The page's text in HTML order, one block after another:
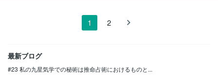
1 2
最新ブログ
#23 私の九星気学での秘術は推命占術におけるものと...